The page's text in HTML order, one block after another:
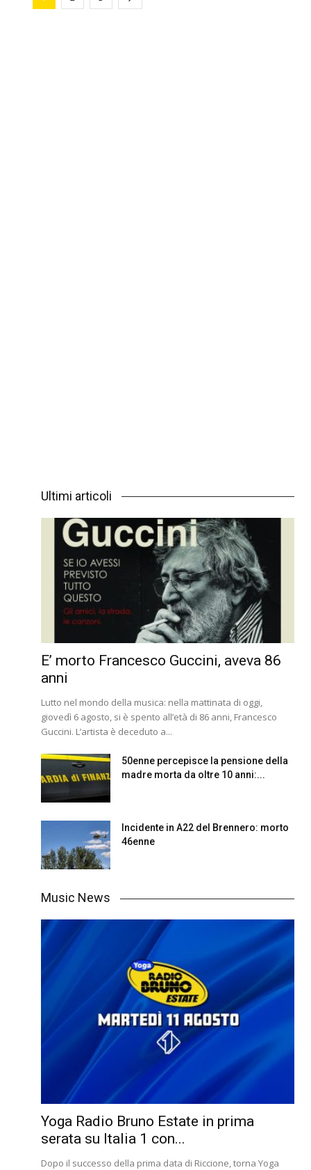
Ultimi articoli
E’ morto Francesco Guccini, aveva 86
anni
Lutto nel mondo della musica: nella mattinata di oggi,
giovedì 6 agosto, si è spento all’età di 86 anni, Francesco
Guccini. L’artista è deceduto a...
50enne percepisce la pensione della
madre morta da oltre 10 anni:...
Incidente in A22 del Brennero: morto
46enne
Music News
Yoga Radio Bruno Estate in prima
serata su Italia 1 con...
Dopo il successo della prima data di Riccione, torna Yoga